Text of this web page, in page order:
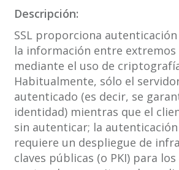
Descripción:
SSL proporciona
la información entre
mediante el uso de
Habitualmente, sólo el
autenticado (es decir, se
identidad) mientras que el
sin autenticar; la
requiere un despliegue de
claves públicas (o PKI) para